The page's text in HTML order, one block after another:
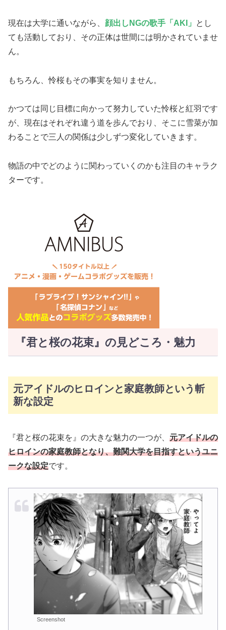
現在は大学に通いながら、 顔出しNGの歌手「AKI」
とし
ても活動しており、その正体は世間には明かされていませ
ん。
もちろん、怜桜もその事実を知りません。
かつては同じ目標に向かって努力していた怜桜と紅羽です
が、現在はそれぞれ違う道を歩んでおり、そこに雪菜が加
わることで三人の関係は少しずつ変化していきます。
物語の中でどのように関わっていくのかも注目のキャラク
ターです。
『君と桜の花束』の見どころ・魅力
元アイドルのヒロインと家庭教師という斬
新な設定
『君と桜の花束を』の大きな魅力の一つが、 元アイドルの
ヒロインの家庭教師となり、難関大学を目指すというユニ
ークな設定です。
Screenshot